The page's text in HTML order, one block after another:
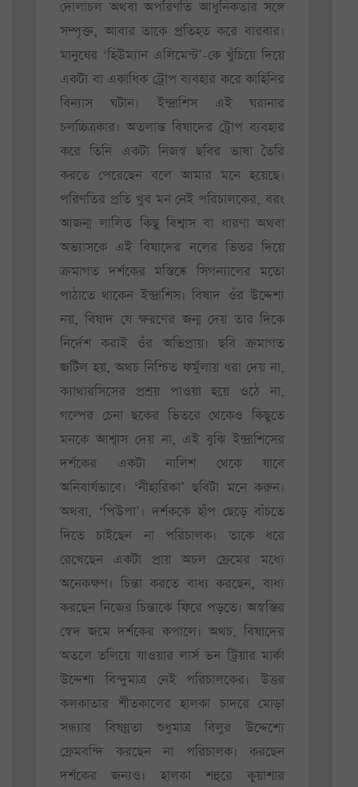
দোলাচল অথবা অপরিণতি আধুনিকতার সঙ্গে
সম্পৃক্ত, আবার তাকে প্রতিহত করে বারবার।
মানুষের ‘হিউম্যান এলিমেন্ট’-কে খুঁচিয়ে দিয়ে
একটা বা একাধিক ট্রোপ ব্যবহার করে কাহিনির
বিন্যাস ঘটান। ইন্দ্রাশিস এই ঘরানার
চলচ্চিত্রকার। অতলান্ত বিষাদের ট্রোপ ব্যবহার
করে তিনি একটা নিজস্ব ছবির ভাষা তৈরি
করতে পেরেছেন বলে আমার মনে হয়েছে।
পরিণতির প্রতি খুব মন নেই পরিচালকের, বরং
আজন্ম লালিত কিছু বিশ্বাস বা ধারণা অথবা
অভ্যাসকে এই বিষাদের নলের ভিতর দিয়ে
ক্রমাগত দর্শকের মস্তিষ্কে সিগন্যালের মতো
পাঠাতে থাকেন ইন্দ্রাশিস। বিষাদ ওঁর উদ্দেশ্য
নয়, বিষাদ যে ক্ষরণের জন্ম দেয় তার দিকে
নির্দেশ করাই ওঁর অভিপ্রায়। ছবি ক্রমাগত
জটিল হয়, অথচ নিশ্চিত ফর্মুলায় ধরা দেয় না,
ক্যাথারসিসের প্রশ্রয় পাওয়া হয়ে ওঠে না,
গল্পের চেনা ছকের ভিতরে থেকেও কিছুতে
মনকে আশ্বাস দেয় না, এই বুঝি ইন্দ্রাশিসের
দর্শকের একটা নালিশ থেকে যাবে
অনিবার্যভাবে। ‘নীহারিকা’ ছবিটা মনে করুন।
অথবা, ‘পিউপা’। দর্শককে হাঁপ ছেড়ে বাঁচতে
দিতে চাইছেন না পরিচালক। তাকে ধরে
রেখেছেন একটা প্রায় অচল ফ্রেমের মধ্যে
অনেকক্ষণ। চিন্তা করতে বাধ্য করছেন, বাধ্য
করছেন নিজের চিন্তাকে ফিরে পড়তে। অস্বস্তির
স্বেদ জমে দর্শকের কপালে। অথচ, বিষাদের
অতলে তলিয়ে যাওয়ার লার্স ভন ট্রিয়ার মার্কা
উদ্দেশ্য বিন্দুমাত্র নেই পরিচালকের। উত্তর
কলকাতার শীতকালের হালকা চাদরে মোড়া
সন্ধ্যার বিষণ্ণতা শুধুমাত্র বিলুর উদ্দেশ্যে
ফ্রেমবন্দি করছেন না পরিচালক। করছেন
দর্শকের জন্যও। হালকা শহুরে কুয়াশার